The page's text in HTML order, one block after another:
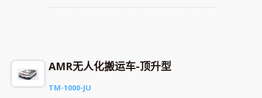
AMR无人化搬运车-顶升型
TM-1000-JU